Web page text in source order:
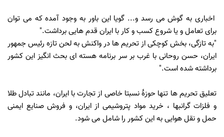
اخباری به گوش می رسد و... گویا این باور به وجود آمده که می توان
برای تعامل و یا شروع کسب و کار با ایران قدم هایی برداشت."
"به تازگی، بخش کوچکی از تحریم ها در واکنش به لحن تازه رئیس جمهور
ایران، حسن روحانی با غرب بر سر برنامه هسته ای بحث انگیز این کشور
برداشته شده است."
تعلیق تحریم ها تنها حوزۀ نسبتا خاصی از تجارت با ایران، مانند تبادل طلا
و فلزات گرانبها ، خرید مواد پتروشیمی از ایران، و فروش صنایع ایمنی
حمل و نقل هوایی به این کشور را شامل می شود.